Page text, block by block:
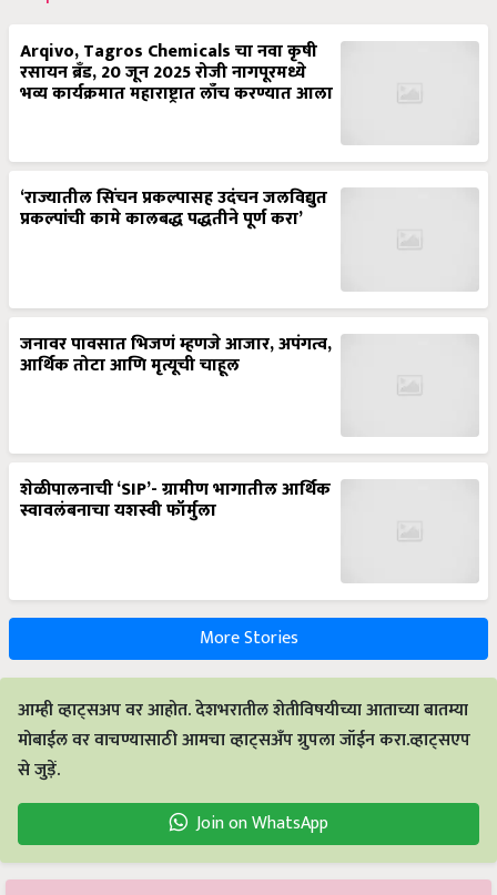
Arqivo, Tagros Chemicals चा नवा कृषी
रसायन ब्रँड, 20 जून 2025 रोजी नागपूरमध्ये
भव्य कार्यक्रमात महाराष्ट्रात लाँच करण्यात आला
‘राज्यातील सिंचन प्रकल्पासह उदंचन जलविद्युत
प्रकल्पांची कामे कालबद्ध पद्धतीने पूर्ण करा’
जनावर पावसात भिजणं म्हणजे आजार, अपंगत्व,
आर्थिक तोटा आणि मृत्यूची चाहूल
शेळीपालनाची ‘SIP’- ग्रामीण भागातील आर्थिक
स्वावलंबनाचा यशस्वी फॉर्मुला
More Stories
आम्ही व्हाट्सअप वर आहोत. देशभरातील शेतीविषयीच्या आताच्या बातम्या
मोबाईल वर वाचण्यासाठी आमचा व्हाट्सअँप ग्रुपला जॉईन करा.व्हाट्सएप
से जुड़ें.
Join on WhatsApp